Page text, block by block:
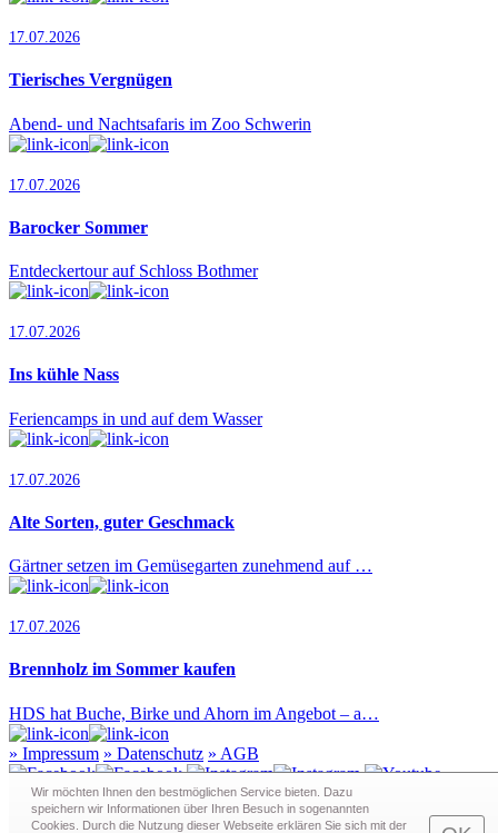
17.07.2026
Tierisches Vergnügen
Abend- und Nachtsafaris im Zoo Schwerin
17.07.2026
Barocker Sommer
Entdeckertour auf Schloss Bothmer
17.07.2026
Ins kühle Nass
Feriencamps in und auf dem Wasser
17.07.2026
Alte Sorten, guter Geschmack
Gärtner setzen im Gemüsegarten zunehmend auf …
17.07.2026
Brennholz im Sommer kaufen
HDS hat Buche, Birke und Ahorn im Angebot – a…
» Impressum » Datenschutz » AGB
Wir möchten Ihnen den bestmöglichen Service bieten. Dazu
speichern wir Informationen über Ihren Besuch in sogenann­ten
Cookies. Durch die Nutzung dieser Webseite erklären Sie sich mit der